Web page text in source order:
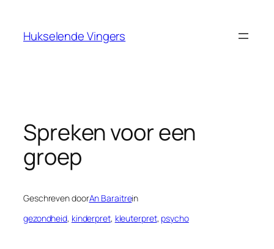
Hukselende Vingers
Spreken voor een
groep
Geschreven doorAn Baraitrein
gezondheid, kinderpret, kleuterpret, psycho